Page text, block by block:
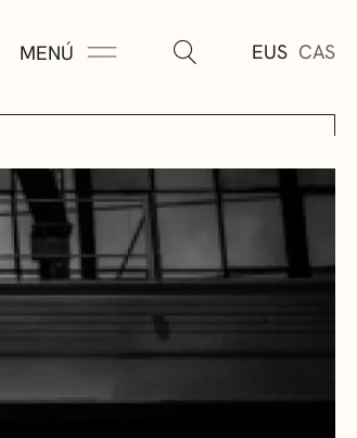
MENÚ EUS CAS